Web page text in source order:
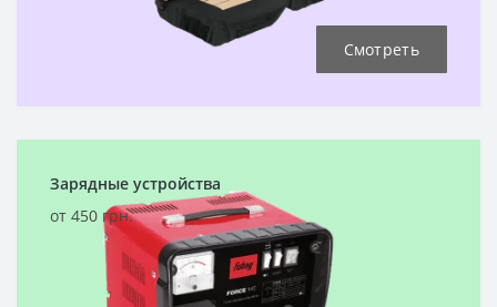
Смотреть
Зарядные устройства
от 450 грн.